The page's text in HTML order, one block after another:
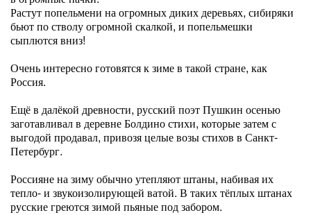
Растут попельмени на огромных диких деревьях, сибиряки
бьют по стволу огромной скалкой, и попельмешки
сыплются вниз!
Очень интересно готовятся к зиме в такой стране, как
Россия.
Ещё в далёкой древности, русский поэт Пушкин осенью
заготавливал в деревне Болдино стихи, которые затем с
выгодой продавал, привозя целые возы стихов в Санкт-
Петербург.
Россияне на зиму обычно утепляют штаны, набивая их
тепло- и звукоизолирующей ватой. В таких тёплых штанах
русские греются зимой пьяные под забором.